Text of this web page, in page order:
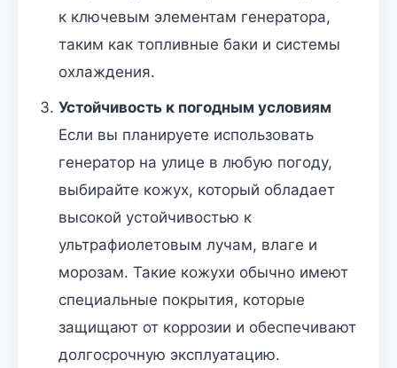
к ключевым элементам генератора,
таким как топливные баки и системы
охлаждения.
Устойчивость к погодным условиям
Если вы планируете использовать
генератор на улице в любую погоду,
выбирайте кожух, который обладает
высокой устойчивостью к
ультрафиолетовым лучам, влаге и
морозам. Такие кожухи обычно имеют
специальные покрытия, которые
защищают от коррозии и обеспечивают
долгосрочную эксплуатацию.